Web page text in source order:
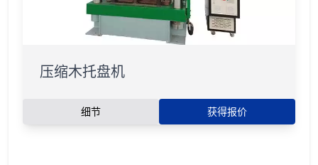
压缩木托盘机
细节 获得报价